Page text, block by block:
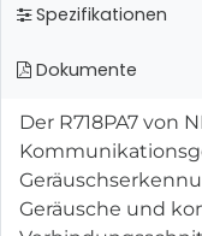
Spezifikationen
Dokumente
Der R718PA7 von
Geräusche und